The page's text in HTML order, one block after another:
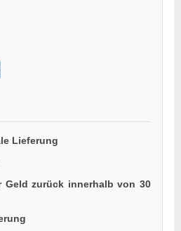
Lieferung
Geld zurück innerhalb von 30